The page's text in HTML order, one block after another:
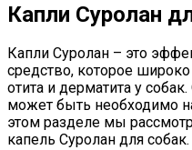
Капли Суролан
Капли Суролан – это
средство, которое
отита и дерматита у
может быть необходимо
этом разделе мы
капель Суролан для собак.